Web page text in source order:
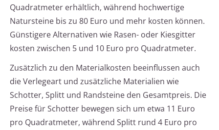
Quadratmeter erhältlich, während hochwertige
Natursteine bis zu 80 Euro und mehr kosten können.
Günstigere Alternativen wie Rasen- oder Kiesgitter
kosten zwischen 5 und 10 Euro pro Quadratmeter.
Zusätzlich zu den Materialkosten beeinflussen auch
die Verlegeart und zusätzliche Materialien wie
Schotter, Splitt und Randsteine den Gesamtpreis. Die
Preise für Schotter bewegen sich um etwa 11 Euro
pro Quadratmeter, während Splitt rund 4 Euro pro